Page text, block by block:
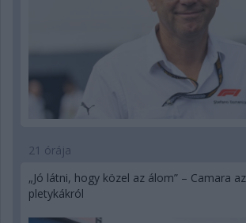
21 órája
„Jó látni, hogy közel az álom” – Camara
pletykákról